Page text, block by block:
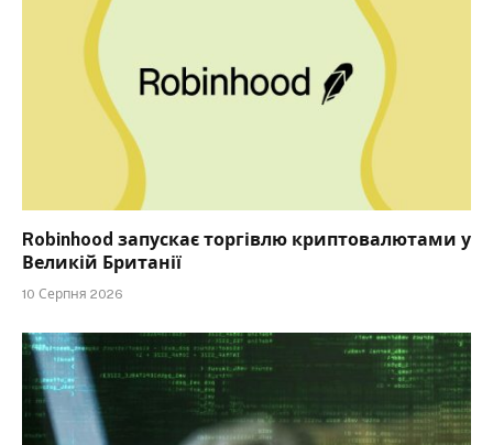
Robinhood запускає торгівлю криптовалютами у
Великій Британії
10 Серпня 2026